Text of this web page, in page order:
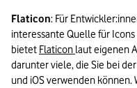
Flaticon: Für
interessante Quelle für
bietet Flaticon laut eigenen
darunter viele, die Sie bei
und iOS verwenden können.